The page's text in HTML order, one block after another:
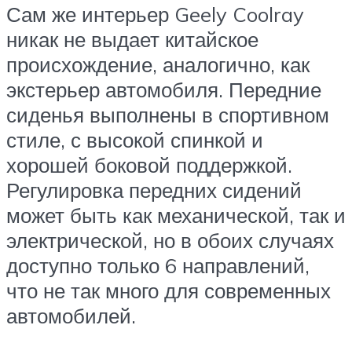
Сам же интерьер Geely Coolray
никак не выдает китайское
происхождение, аналогично, как
экстерьер автомобиля. Передние
сиденья выполнены в спортивном
стиле, с высокой спинкой и
хорошей боковой поддержкой.
Регулировка передних сидений
может быть как механической, так и
электрической, но в обоих случаях
доступно только 6 направлений,
что не так много для современных
автомобилей.